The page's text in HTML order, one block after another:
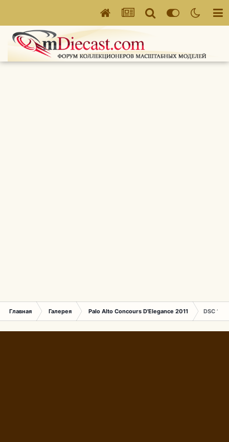
Главная Галерея Palo Alto Concours D'Elegance 2011 DSC 1474